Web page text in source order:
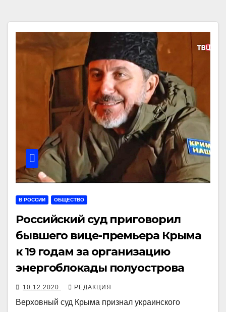
В РОССИИ ОБЩЕСТВО
Российский суд приговорил
бывшего вице-премьера Крыма
к 19 годам за организацию
энергоблокады полуострова
10.12.2020 РЕДАКЦИЯ
Верховный суд Крыма признал украинского